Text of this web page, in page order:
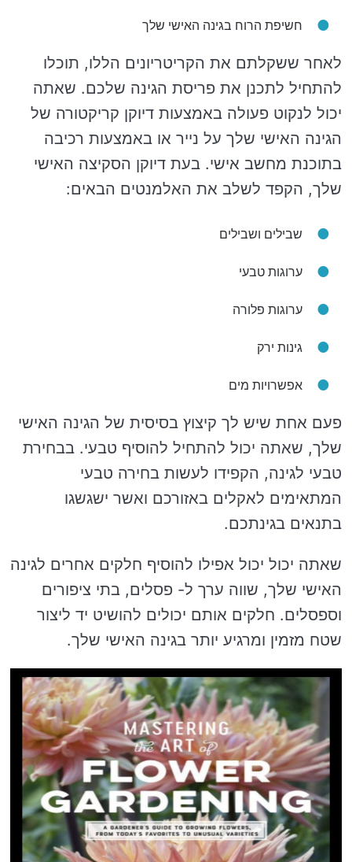
חשיפת הרוח בגינה האישי שלך
לאחר ששקלתם את הקריטריונים הללו, תוכלו
להתחיל לתכנן את פריסת הגינה שלכם. שאתה
יכול לנקוט פעולה באמצעות דיוקן קריקטורה של
הגינה האישי שלך על נייר או באמצעות רכיבה
בתוכנת מחשב אישי. בעת דיוקן הסקיצה האישי
שלך, הקפד לשלב את האלמנטים הבאים:
שבילים ושבילים
ערוגות טבעי
ערוגות פלורה
גינות ירק
אפשרויות מים
פעם אחת שיש לך קיצוץ בסיסית של הגינה האישי
שלך, שאתה יכול להתחיל להוסיף טבעי. בבחירת
טבעי לגינה, הקפידו לעשות בחירה טבעי
המתאימים לאקלים באזורכם ואשר ישגשגו
בתנאים בגינתכם.
שאתה יכול יכול אפילו להוסיף חלקים אחרים לגינה
האישי שלך, שווה ערך ל- פסלים, בתי ציפורים
וספסלים. חלקים אותם יכולים להושיט יד ליצור
שטח מזמין ומרגיע יותר בגינה האישי שלך.